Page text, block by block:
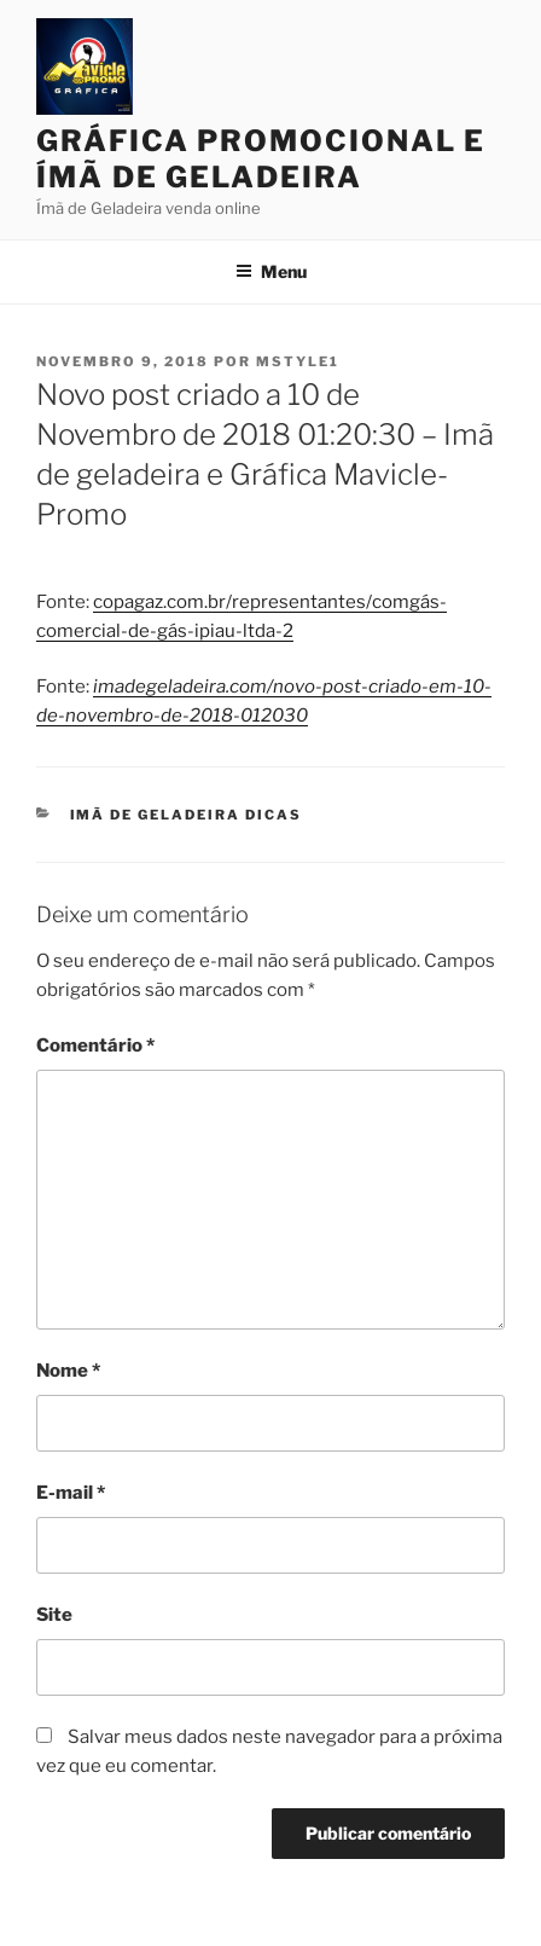
Pular
conteúdo
GRÁFICA PROMOCIONAL E
ÍMÃ DE GELADEIRA
Ímã de Geladeira venda online
Menu
PUBLICADO
EM
NOVEMBRO 9, 2018 POR MSTYLE1
Novo post criado a 10 de
Novembro de 2018 01:20:30 – Imã
de geladeira e Gráfica Mavicle-
Promo
Fonte:copagaz.com.br/representantes/comgás-
comercial-de-gás-ipiau-ltda-2
Fonte:imadegeladeira.com/novo-post-criado-em-10-
de-novembro-de-2018-012030
CATEGORIAS
IMÃ DE GELADEIRA DICAS
Deixe um comentário
O seu endereço de e-mail não será publicado. Campos
obrigatórios são marcados com *
Comentário*
Nome*
E-mail*
Site
Salvar meus dados neste navegador para a próxima
vez que eu comentar.